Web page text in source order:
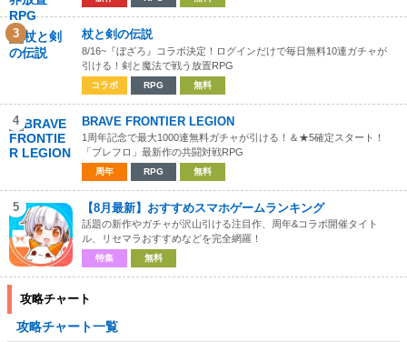
3 杖と剣の伝説
8/16~『ぼざろ』コラボ決定！ログインだけで毎日無料10連ガチャが
引ける！剣と魔法で戦う放置RPG
コラボ RPG 無料
4 BRAVE FRONTIER LEGION
1周年記念で最大1000連無料ガチャが引ける！＆★5確定スタート！
「ブレフロ」最新作の共闘対戦RPG
周年 RPG 無料
5 【8月最新】おすすめスマホゲームランキング
話題の新作やガチャが沢山引ける注目作、周年&コラボ開催タイト
ル、リセマラおすすめなどを完全網羅！
特集 無料
攻略チャート
攻略チャート一覧